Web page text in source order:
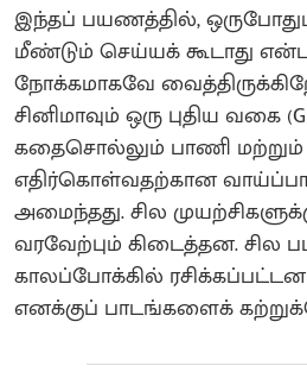
​இந்தப் பயணத்தில்,
மீண்டும் செய்யக் கூடாது
நோக்கமாகவே
சினிமாவும் ஒரு புதிய வகை
கதைசொல்லும் பாணி மற்றும்
எதிர்கொள்வதற்கான
அமைந்தது. சில
வரவேற்பும் கிடைத்தன. சில
காலப்போக்கில்
எனக்குப் பாடங்களைக்